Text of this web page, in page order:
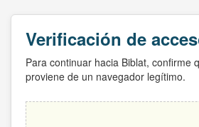
Verificación de
Para continuar hacia Biblat, confirme
proviene de un navegador legítimo.